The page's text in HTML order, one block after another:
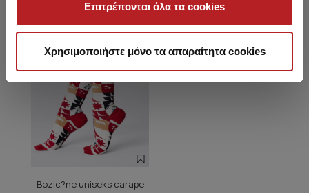
Επιτρέπονται όλα τα cookies
Χρησιμοποιήστε μόνο τα απαραίτητα cookies
Bozic?ne uniseks carape